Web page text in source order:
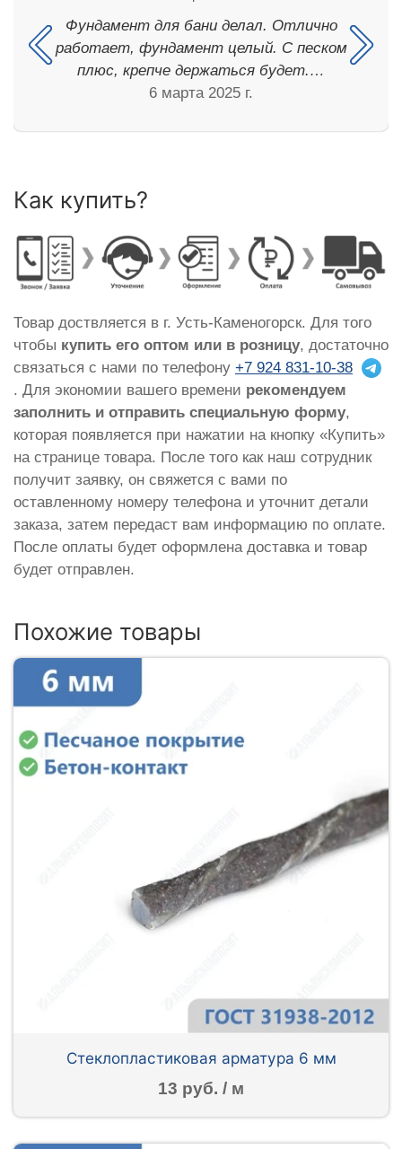
Фундамент для бани делал. Отлично
работает, фундамент целый. С песком
плюс, крепче держаться будет.…
6 марта 2025 г.
Как купить?
Товар доствляется в г. Усть-Каменогорск. Для того
чтобы купить его оптом или в розницу, достаточно
связаться с нами по телефону +7 924 831-10-38
. Для экономии вашего времени рекомендуем
заполнить и отправить специальную форму,
которая появляется при нажатии на кнопку «Купить»
на странице товара. После того как наш сотрудник
получит заявку, он свяжется с вами по
оставленному номеру телефона и уточнит детали
заказа, затем передаст вам информацию по оплате.
После оплаты будет оформлена доставка и товар
будет отправлен.
Похожие товары
Стеклопластиковая арматура 6 мм
13 руб. / м